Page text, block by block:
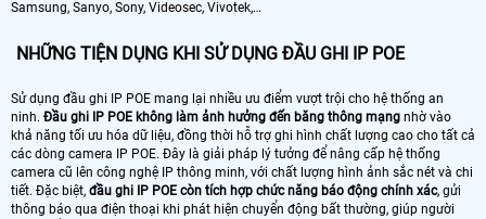
Samsung, Sanyo, Sony, Videosec, Vivotek,…
NHỮNG TIỆN DỤNG KHI SỬ DỤNG ĐẦU GHI IP POE
Sử dụng đầu ghi IP POE mang lại nhiều ưu điểm vượt trội cho hệ thống an
ninh. Đầu ghi IP POE không làm ảnh hưởng đến băng thông mạng nhờ vào
khả năng tối ưu hóa dữ liệu, đồng thời hỗ trợ ghi hình chất lượng cao cho tất cả
các dòng camera IP POE. Đây là giải pháp lý tưởng để nâng cấp hệ thống
camera cũ lên công nghệ IP thông minh, với chất lượng hình ảnh sắc nét và chi
tiết. Đặc biệt, đầu ghi IP POE còn tích hợp chức năng báo động chính xác, gửi
thông báo qua điện thoại khi phát hiện chuyển động bất thường, giúp người